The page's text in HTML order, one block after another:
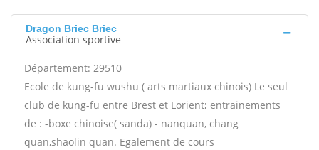
Dragon Briec Briec
Association sportive
Département: 29510
Ecole de kung-fu wushu ( arts martiaux chinois) Le seul
club de kung-fu entre Brest et Lorient; entrainements
de : -boxe chinoise( sanda) - nanquan, chang
quan,shaolin quan. Egalement de cours